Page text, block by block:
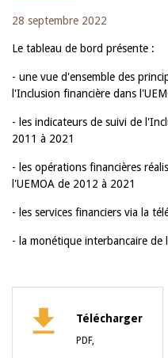
28 septembre 2022
Le tableau de bord présente :
- une vue d'ensemble des
l'Inclusion financière dans
- les indicateurs de suivi de
2011 à 2021
- les opérations financières
l'UEMOA de 2012 à 2021
- les services financiers via la
- la monétique interbancaire de
Télécharger
PDF,